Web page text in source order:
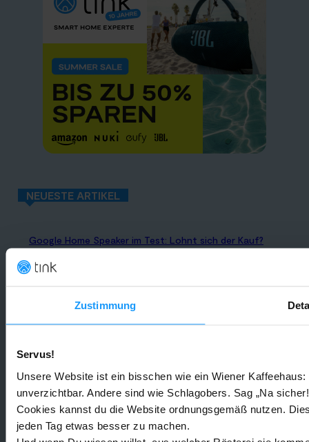
Zustimmung
Servus!
Unsere Website ist ein bisschen wie ein Wiener
unverzichtbar. Andere sind wie Schlagobers. Sag „Na
Cookies kannst du die Website ordnungsgemäß nutzen.
jeden Tag etwas besser zu machen.
NEUESTE ARTIKEL
Google Home Speaker im Test: Lohnt sich der Kauf?
Google Home
Rauchmelder Test 2026: Die besten smarten Modelle für Dein
Sony WH-CH730N geleakt: Alles zu Sonys neuen Budget-
Kopfhörern
Trends & Technologien Marc - 2. August 2026